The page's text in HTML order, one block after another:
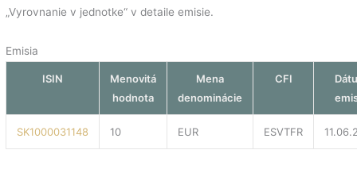
„Vyrovnanie v jednotke“ v detaile emisie.
Emisia
ISIN
Menovitá
hodnota
Mena
denominácie
CFI
SK1000031148 10 EUR ESVTFR